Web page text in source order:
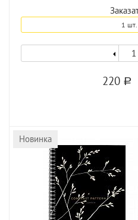
1 шт.
220 a
Новинка